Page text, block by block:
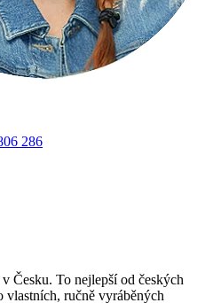
286
Česku. To nejlepší od českých
vlastních, ručně vyráběných